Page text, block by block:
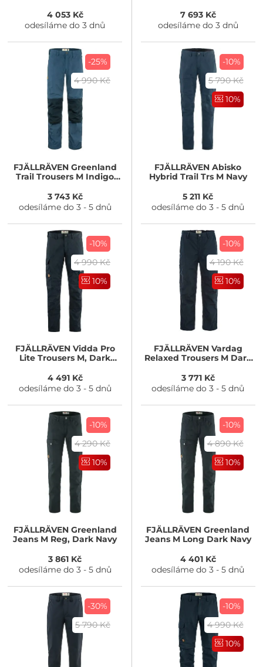
4 053 Kč
odesíláme do 3 dnů
7 693 Kč
odesíláme do 3 dnů
-25%
4 990 Kč
FJÄLLRÄVENGreenland
Trail Trousers M Indigo
3 743 Kč
odesíláme do 3 - 5 dnů
-10%
5 790 Kč
10%
FJÄLLRÄVEN Abisko
Hybrid Trail Trs M Navy
5 211 Kč
odesíláme do 3 - 5 dnů
-10%
4 990 Kč
10%
FJÄLLRÄVENVidda Pro
Lite Trousers M, Dark
4 491 Kč
odesíláme do 3 - 5 dnů
-10%
4 190 Kč
10%
FJÄLLRÄVENVardag
Relaxed Trousers M Dark
3 771 Kč
odesíláme do 3 - 5 dnů
-10%
4 290 Kč
10%
FJÄLLRÄVENGreenland
Jeans M Reg, Dark Navy
3 861 Kč
odesíláme do 3 - 5 dnů
-10%
4 890 Kč
10%
FJÄLLRÄVEN Greenland
Jeans M Long Dark Navy
4 401 Kč
odesíláme do 3 - 5 dnů
-30%
5 790 Kč
-10%
4 990 Kč
10%